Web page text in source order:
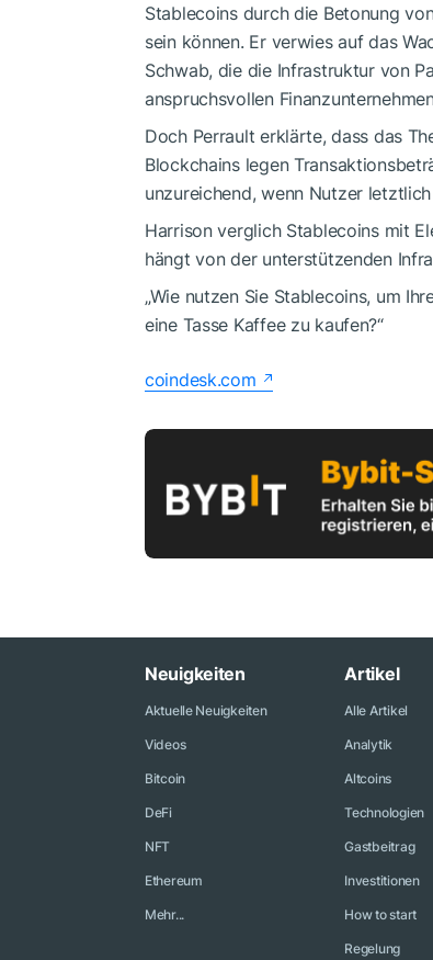
Stablecoins durch die Betonung
sein können. Er verwies auf das
Schwab, die die Infrastruktur von
anspruchsvollen
Doch Perrault erklärte, dass das
Blockchains legen
unzureichend, wenn Nutzer
Harrison verglich Stablecoins mit
hängt von der unterstützenden
„Wie nutzen Sie Stablecoins, um
eine Tasse Kaffee zu kaufen?“
coindesk.com
Neuigkeiten
Aktuelle Neuigkeiten
Videos
Bitcoin
DeFi
NFT
Ethereum
Mehr...
Artikel
Alle Artikel
Analytik
Altcoins
Technologien
Gastbeitrag
Investitionen
How to start
Regelung